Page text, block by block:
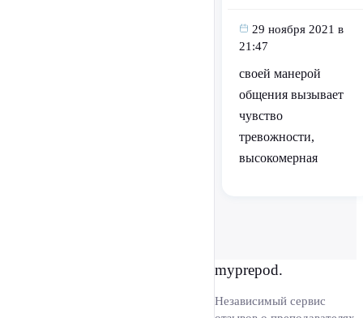
29 ноября 2021 в
21:47
своей манерой
общения вызывает
чувство
тревожности,
высокомерная
myprepod.
Независимый сервис